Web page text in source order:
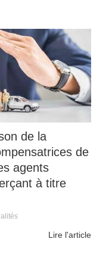
de la
de
agents
à titre
Lire l'article